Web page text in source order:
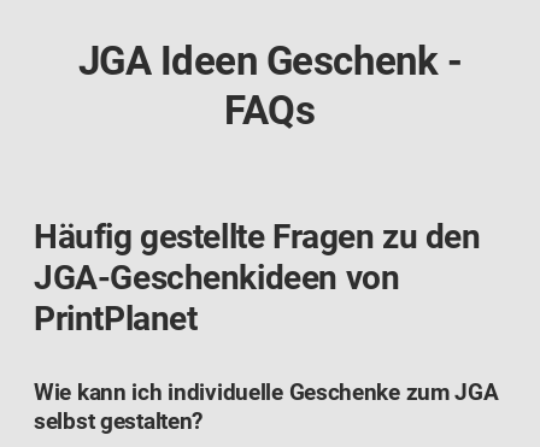
JGA Ideen Geschenk -
FAQs
Häufig gestellte Fragen zu den
JGA-Geschenkideen von
PrintPlanet
Wie kann ich individuelle Geschenke zum JGA
selbst gestalten?